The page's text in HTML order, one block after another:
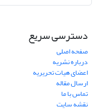
دسترسی سریع
صفحه اصلی
درباره نشریه
اعضای هیات تحریریه
ارسال مقاله
تماس با ما
نقشه سایت